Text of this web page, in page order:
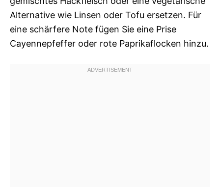
Alternative wie Linsen oder Tofu ersetzen. Für
eine schärfere Note fügen Sie eine Prise
Cayennepfeffer oder rote Paprikaflocken hinzu.